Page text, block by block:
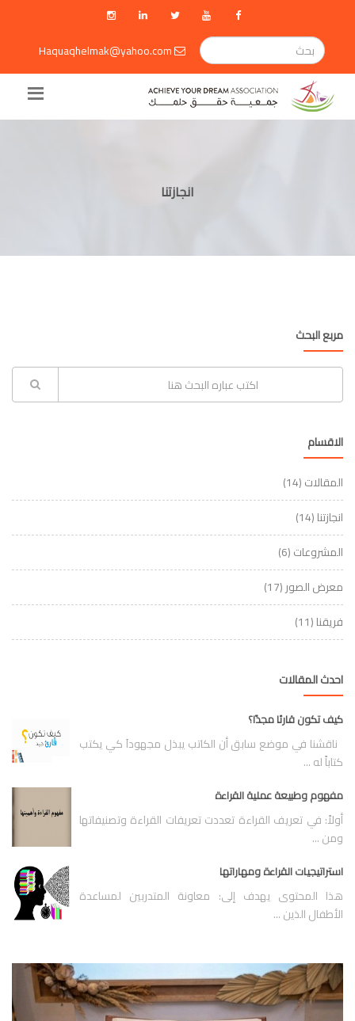
Haquaqhelmak@yahoo.com
انجازتنا
مربع البحث
الاقسام
المقالات(14)
انجازتنا(14)
المشروعات(6)
معرض الصور(17)
فريقنا(11)
احدث المقالات
كيف تكون قارئا مجدًا؟
ناقشنا في موضع سابق أن الكاتب يبذل مجهوداَ كي يكتب
كتاباً له ...
مفهوم وطبيعة عملية القراءة
أولاً: في تعريف القراءة تعددت تعريفات القراءة وتصنيفاتها
ومن ...
استراتيجيات القراءة ومهاراتها
هذا المحتوى يهدف إلى: معاونة المتدربين لمساعدة
الأطفال الذين ...